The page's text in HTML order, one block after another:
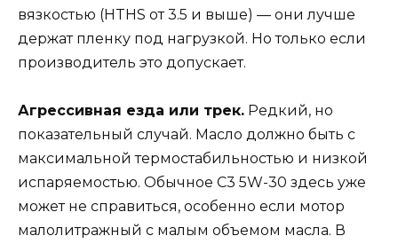
вязкостью (HTHS от 3.5 и выше) — они лучше
держат пленку под нагрузкой. Но только если
производитель это допускает.
Агрессивная езда или трек. Редкий, но
показательный случай. Масло должно быть с
максимальной термостабильностью и низкой
испаряемостью. Обычное C3 5W-30 здесь уже
может не справиться, особенно если мотор
малолитражный с малым объемом масла. В